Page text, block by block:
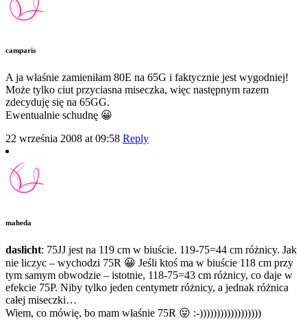
camparis
A ja właśnie zamieniłam 80E na 65G i faktycznie jest wygodniej!
Może tylko ciut przyciasna miseczka, więc następnym razem
zdecyduję się na 65GG.
Ewentualnie schudnę 😀
22 września 2008 at 09:58 Reply
maheda
daslicht: 75JJ jest na 119 cm w biuście. 119-75=44 cm różnicy. Jak
nie liczyc – wychodzi 75R 😀 Jeśli ktoś ma w biuście 118 cm przy
tym samym obwodzie – istotnie, 118-75=43 cm różnicy, co daje w
efekcie 75P. Niby tylko jeden centymetr różnicy, a jednak różnica
całej miseczki…
Wiem, co mówię, bo mam właśnie 75R 😛 :-))))))))))))))))))